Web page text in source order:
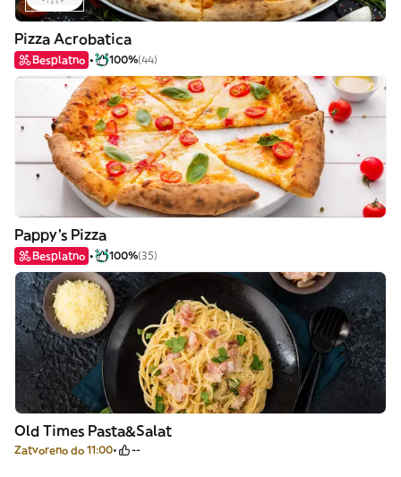
Pizza Acrobatica
Besplatno 100%(44)
Pappy's Pizza
Besplatno 100%(35)
Old Times Pasta&Salat
Zatvoreno do 11:00 --